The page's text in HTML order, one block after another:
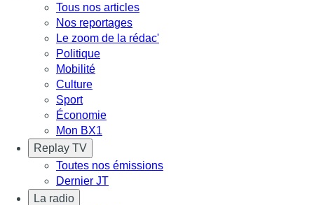
Tous nos articles
Nos reportages
Le zoom de la rédac'
Politique
Mobilité
Culture
Sport
Économie
Mon BX1
Replay TV
Toutes nos émissions
Dernier JT
La radio